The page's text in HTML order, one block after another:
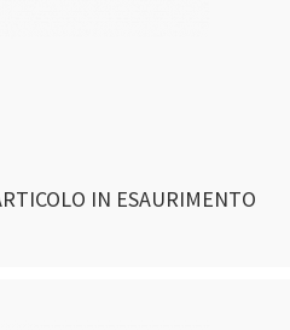
IN ESAURIMENTO